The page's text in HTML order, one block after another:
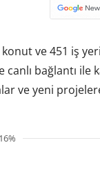
konut ve 451 iş
bağlantı ile
ve yeni